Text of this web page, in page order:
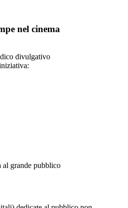
nel cinema
divulgativo
al grande pubblico